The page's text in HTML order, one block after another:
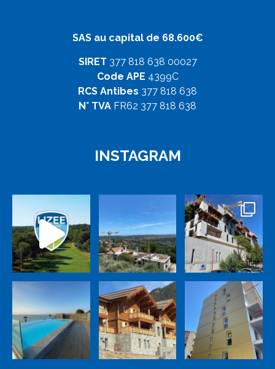
SAS au capital de 68.600€
SIRET 377 818 638 00027
Code APE 4399C
RCS Antibes 377 818 638
N° TVA FR62 377 818 638
INSTAGRAM